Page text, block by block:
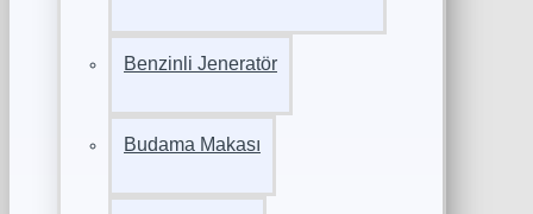
Benzinli Jeneratör
Budama Makası